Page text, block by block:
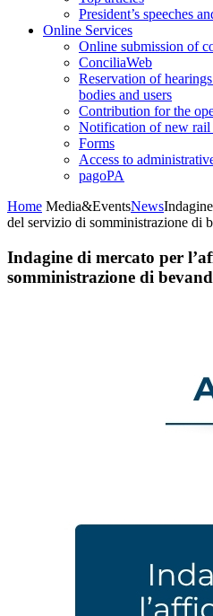
President’s speeches
Online Services
Online submission of
ConciliaWeb
Reservation of
bodies and users
Contribution for the
Notification of new rail
Forms
Access to
pagoPA
Home Media&EventsNews
del servizio di somministrazione di
Indagine di mercato per
somministrazione di